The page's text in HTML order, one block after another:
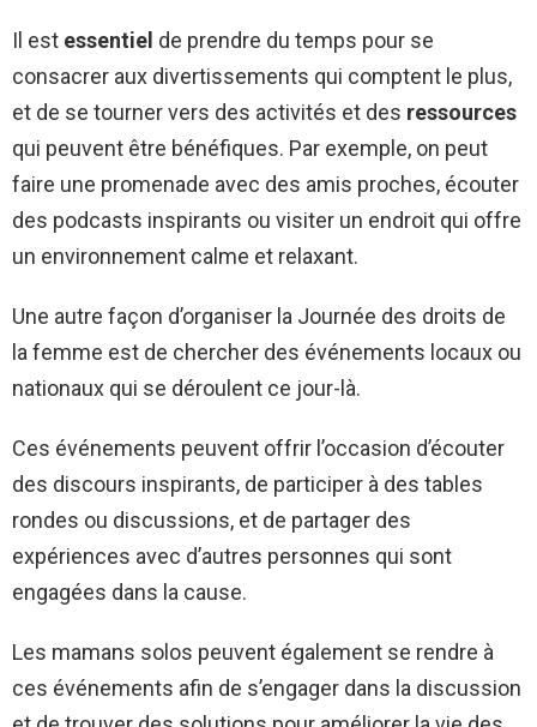
Il est essentiel de prendre du temps pour se
consacrer aux divertissements qui comptent le plus,
et de se tourner vers des activités et des ressources
qui peuvent être bénéfiques. Par exemple, on peut
faire une promenade avec des amis proches, écouter
des podcasts inspirants ou visiter un endroit qui offre
un environnement calme et relaxant.
Une autre façon d’organiser la Journée des droits de
la femme est de chercher des événements locaux ou
nationaux qui se déroulent ce jour-là.
Ces événements peuvent offrir l’occasion d’écouter
des discours inspirants, de participer à des tables
rondes ou discussions, et de partager des
expériences avec d’autres personnes qui sont
engagées dans la cause.
Les mamans solos peuvent également se rendre à
ces événements afin de s’engager dans la discussion